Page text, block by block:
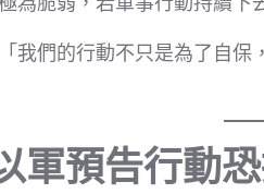
我們的行動不只是為了自
軍預告行動